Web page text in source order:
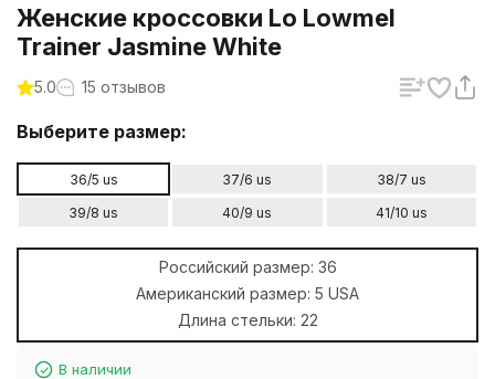
Женские кроссовки Lo Lowmel
Trainer Jasmine White
5.0 15 отзывов
Выберите размер:
36/5 us 37/6 us
38/7 us
39/8 us
40/9 us 41/10 us
Российский размер: 36
Американский размер: 5 USA
Длина стельки: 22
В наличии